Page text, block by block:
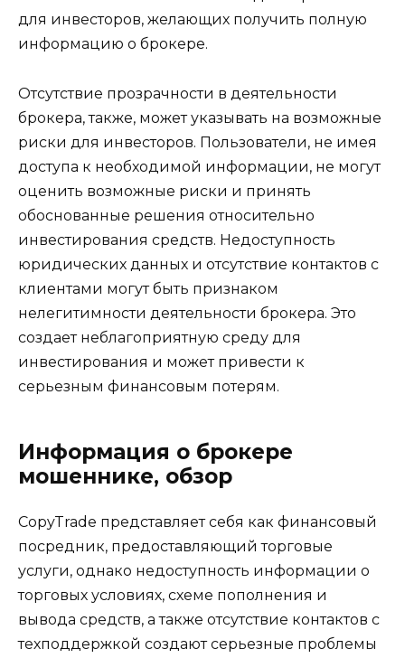
для инвесторов, желающих получить полную
информацию о брокере.
Отсутствие прозрачности в деятельности
брокера, также, может указывать на возможные
риски для инвесторов. Пользователи, не имея
доступа к необходимой информации, не могут
оценить возможные риски и принять
обоснованные решения относительно
инвестирования средств. Недоступность
юридических данных и отсутствие контактов с
клиентами могут быть признаком
нелегитимности деятельности брокера. Это
создает неблагоприятную среду для
инвестирования и может привести к
серьезным финансовым потерям.
Информация о брокере
мошеннике, обзор
CopyTrade представляет себя как финансовый
посредник, предоставляющий торговые
услуги, однако недоступность информации о
торговых условиях, схеме пополнения и
вывода средств, а также отсутствие контактов с
техподдержкой создают серьезные проблемы